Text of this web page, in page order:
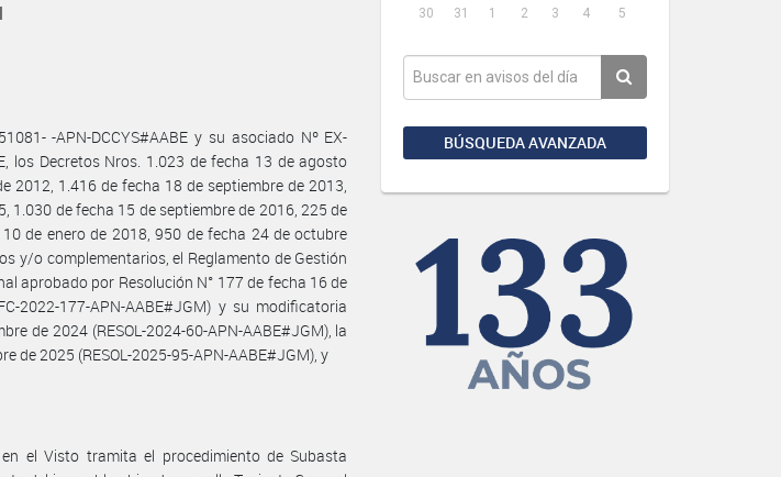
30
31 1 2 3 4 5
BÚSQUEDA AVANZADA
-APN-DCCYS#AABE y su asociado Nº EX-
los Decretos Nros. 1.023 de fecha 13 de agosto
2012, 1.416 de fecha 18 de septiembre de 2013,
1.030 de fecha 15 de septiembre de 2016, 225 de
de enero de 2018, 950 de fecha 24 de octubre
y/o complementarios, el Reglamento de Gestión
aprobado por Resolución N° 177 de fecha 16 de
2022-177-APN-AABE#JGM) y su modificatoria
de 2024 (RESOL-2024-60-APN-AABE#JGM), la
de 2025 (RESOL-2025-95-APN-AABE#JGM), y
el Visto tramita el procedimiento de Subasta